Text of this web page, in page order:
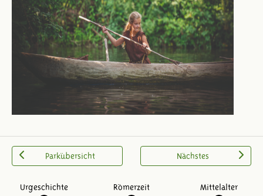
Parkübersicht Nächstes
Urgeschichte Römerzeit Mittelalter